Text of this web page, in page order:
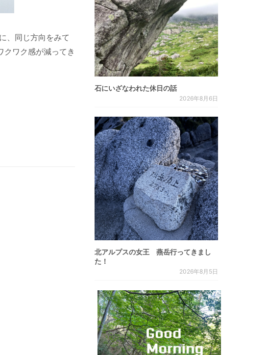
、同じ方向をみて
ワク感が減ってき
石にいざなわれた休日の話
2026年8月6日
北アルプスの女王 燕岳行ってきまし
た！
2026年8月5日